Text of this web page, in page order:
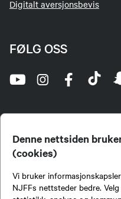
Denne nettsiden
(cookies)
Vi bruker
NJFFs nettsteder bedre.
Digitalt aversjonsbevis
FØLG OSS
jegere og sportsfiskere og et av de
fiske i Norge. Vi er en partipolitisk nøytral
naturpolitisk engasjement i mange saker.